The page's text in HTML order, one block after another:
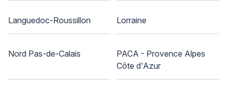
Languedoc-Roussillon Lorraine
Nord Pas-de-Calais
PACA - Provence Alpes
Côte d'Azur